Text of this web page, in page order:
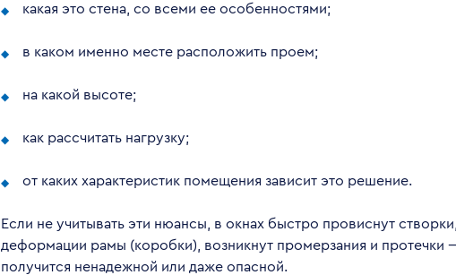
какая это стена, со всеми ее особенностями;
в каком именно месте расположить проем;
на какой высоте;
как рассчитать нагрузку;
от каких характеристик помещения зависит это решение.
Если не учитывать эти нюансы, в окнах быстро провиснут
деформации рамы (коробки), возникнут промерзания и протечки
получится ненадежной или даже опасной.